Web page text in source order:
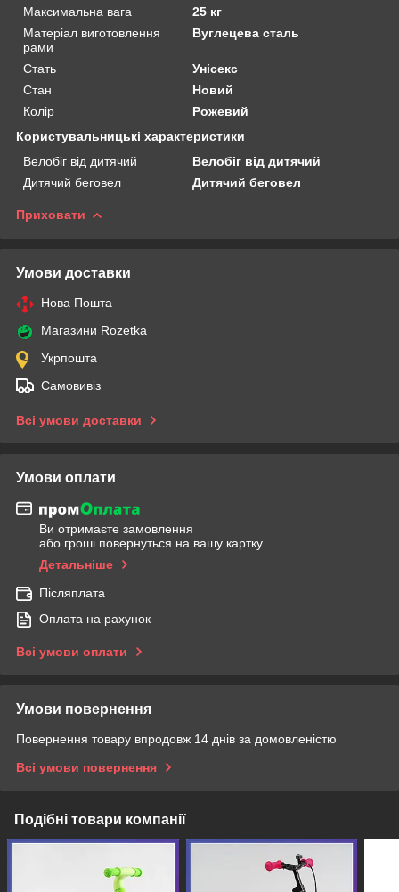
Максимальна вага
25 кг
Матеріал виготовлення
рами
Вуглецева сталь
Стать
Унісекс
Стан
Новий
Колір
Рожевий
Користувальницькі характеристики
Велобіг від дитячий
Велобіг від дитячий
Дитячий беговел
Дитячий беговел
Приховати
Умови доставки
Нова Пошта
Магазини Rozetka
Укрпошта
Самовивіз
Всі умови доставки
Умови оплати
Ви отримаєте замовлення
або гроші повернуться на вашу картку
Детальніше
Післяплата
Оплата на рахунок
Всі умови оплати
Умови повернення
Повернення товару впродовж 14 днів за домовленістю
Всі умови повернення
Подібні товари компанії